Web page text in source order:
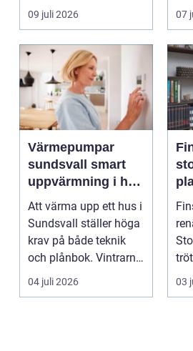
guldsmed i Göteb...
09 juli 2026 07
Värmepumpar
sundsvall smart
uppvärmning i hårt
klimat
Att värma upp ett hus i
Sundsvall ställer höga
krav på både teknik
och plånbok. Vintrarna
är långa, ...
04 juli 2026 03